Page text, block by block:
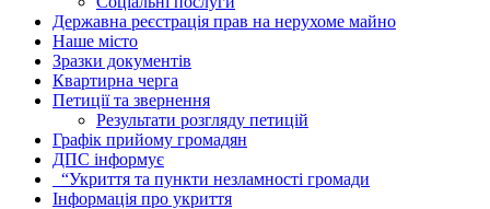
Державна реєстрація прав на нерухоме майно
Наше місто
Зразки документів
Квартирна черга
Петиції та звернення
Результати розгляду петицій
Графік прийому громадян
ДПС інформує
“Укриття та пункти незламності громади
Інформація про укриття